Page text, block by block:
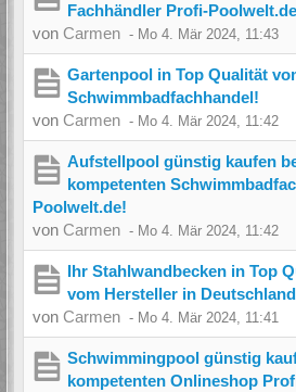
Fachhändler Profi-
von Carmen - Mo 4. Mär 2024, 11:43
Gartenpool in Top Qualität
Schwimmbadfachhandel!
von Carmen - Mo 4. Mär 2024, 11:42
Aufstellpool günstig kaufen
kompetenten
Poolwelt.de!
von Carmen - Mo 4. Mär 2024, 11:42
Ihr Stahlwandbecken in Top
vom Hersteller in Deutschland
von Carmen - Mo 4. Mär 2024, 11:41
Schwimmingpool günstig
kompetenten Onlineshop